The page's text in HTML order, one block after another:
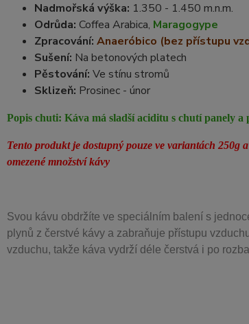
Nadmořská výška: 1.350 - 1.450 m.n.m.
Odrůda: Coffea Arabica, Maragogype
Zpracování: Anaeróbico (bez přístupu
Sušení: Na betonových platech
Pěstování: Ve stínu stromů
Sklizeň: Prosinec - únor
Popis chuti: Káva má sladší aciditu s chutí panely
Tento produkt je dostupný pouze ve variantách
omezené množství kávy
Svou kávu obdržíte ve speciálním balení s
plynů z čerstvé kávy a zabraňuje přístupu
vzduchu, takže káva vydrží déle čerstvá i po